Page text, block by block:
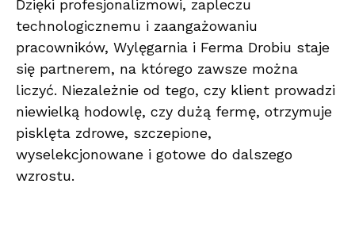
Dzięki profesjonalizmowi, zapleczu
technologicznemu i zaangażowaniu
pracowników, Wylęgarnia i Ferma Drobiu staje
się partnerem, na którego zawsze można
liczyć. Niezależnie od tego, czy klient prowadzi
niewielką hodowlę, czy dużą fermę, otrzymuje
pisklęta zdrowe, szczepione,
wyselekcjonowane i gotowe do dalszego
wzrostu.